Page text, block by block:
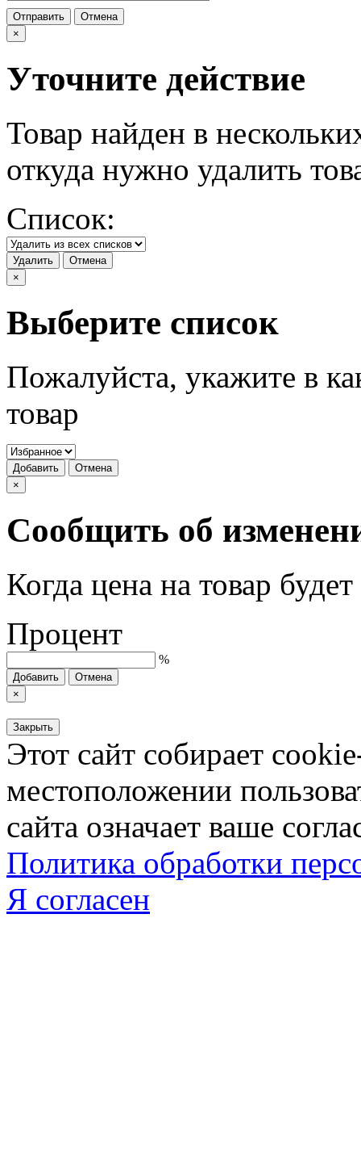
Отправить
Отмена
×
Уточните действие
Товар найден в
откуда нужно удалить
Список:
Удалить
Отмена
×
Выберите список
Пожалуйста, укажите в
товар
Добавить
Отмена
×
Сообщить об
Когда цена на товар
Процент
%
Добавить
Отмена
×
Закрыть
Этот сайт собирает
местоположении
сайта означает ваше
Политика обработки
Я согласен